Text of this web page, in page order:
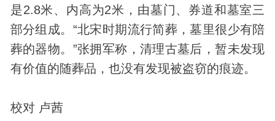
是2.8米、内高为2米，由墓门、券道和墓室三
部分组成。“北宋时期流行简葬，墓里很少有陪
葬的器物。”张拥军称，清理古墓后，暂未发现
有价值的随葬品，也没有发现被盗窃的痕迹。
校对 卢茜